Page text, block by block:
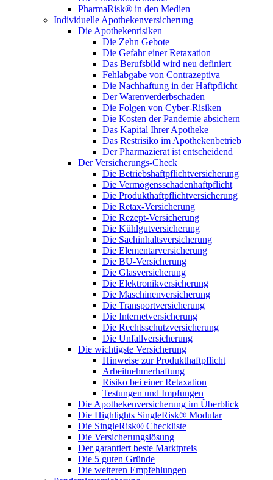
PharmaRisk® in den Medien
Individuelle Apothekenversicherung
Die Apothekenrisiken
Die Zehn Gebote
Die Gefahr einer Retaxation
Das Berufsbild wird neu definiert
Fehlabgabe von Contrazeptiva
Die Nachhaftung in der Haftpflicht
Der Warenverderbschaden
Die Folgen von Cyber-Risiken
Die Kosten der Pandemie absichern
Das Kapital Ihrer Apotheke
Das Restrisiko im Apothekenbetrieb
Der Pharmazierat ist entscheidend
Der Versicherungs-Check
Die Betriebshaftpflichtversicherung
Die Vermögensschadenhaftpflicht
Die Produkthaftpflichtversicherung
Die Retax-Versicherung
Die Rezept-Versicherung
Die Kühlgutversicherung
Die Sachinhaltsversicherung
Die Elementarversicherung
Die BU-Versicherung
Die Glasversicherung
Die Elektronikversicherung
Die Maschinenversicherung
Die Transportversicherung
Die Internetversicherung
Die Rechtsschutzversicherung
Die Unfallversicherung
Die wichtigste Versicherung
Hinweise zur Produkthaftpflicht
Arbeitnehmerhaftung
Risiko bei einer Retaxation
Testungen und Impfungen
Die Apothekenversicherung im Überblick
Die Highlights SingleRisk® Modular
Die SingleRisk® Checkliste
Die Versicherungslösung
Der garantiert beste Marktpreis
Die 5 guten Gründe
Die weiteren Empfehlungen